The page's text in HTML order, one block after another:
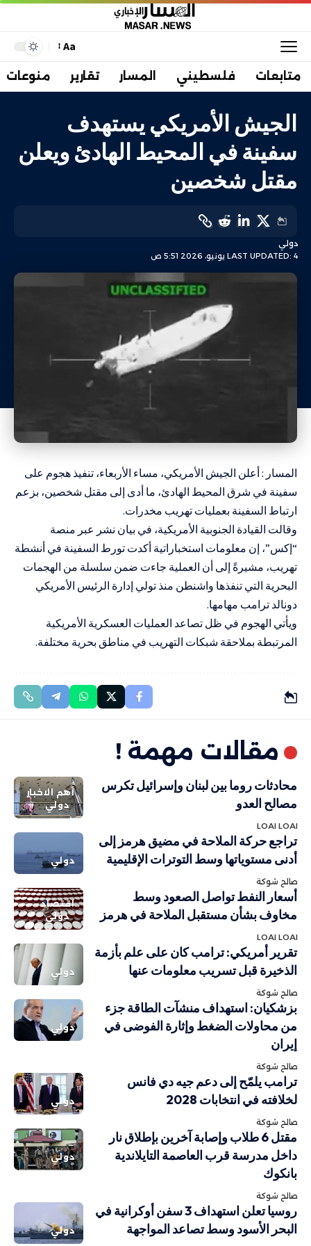
Aa
متابعات فلسطيني المسار تقارير منوعات
الجيش الأمريكي يستهدف
سفينة في المحيط الهادئ ويعلن
مقتل شخصين
LAST UPDATED: 4 يونيو، 2026 5:51 ص
دولي
المسار : أعلن الجيش الأمريكي، مساء الأربعاء، تنفيذ هجوم على
سفينة في شرق المحيط الهادئ، ما أدى إلى مقتل شخصين، بزعم
ارتباط السفينة بعمليات تهريب مخدرات.
وقالت القيادة الجنوبية الأمريكية، في بيان نشر عبر منصة
“إكس”، إن معلومات استخباراتية أكدت تورط السفينة في أنشطة
تهريب، مشيرةً إلى أن العملية جاءت ضمن سلسلة من الهجمات
البحرية التي تنفذها واشنطن منذ تولي إدارة الرئيس الأمريكي
دونالد ترامب مهامها.
ويأتي الهجوم في ظل تصاعد العمليات العسكرية الأمريكية
المرتبطة بملاحقة شبكات التهريب في مناطق بحرية مختلفة.
مقالات مهمة !
أهم الاخبار
دولي
محادثات روما بين لبنان وإسرائيل تكرس
مصالح العدو
LOAI LOAI
دولي
تراجع حركة الملاحة في مضيق هرمز إلى
أدنى مستوياتها وسط التوترات الإقليمية
صالح شوكة
اقتصاد
دولي
أسعار النفط تواصل الصعود وسط
مخاوف بشأن مستقبل الملاحة في هرمز
LOAI LOAI
دولي
تقرير أمريكي: ترامب كان على علم بأزمة
الذخيرة قبل تسريب معلومات عنها
صالح شوكة
دولي
بزشكيان: استهداف منشآت الطاقة جزء
من محاولات الضغط وإثارة الفوضى في
إيران
صالح شوكة
دولي
ترامب يلمّح إلى دعم جيه دي فانس
لخلافته في انتخابات 2028
صالح شوكة
دولي
مقتل 6 طلاب وإصابة آخرين بإطلاق نار
داخل مدرسة قرب العاصمة التايلاندية
بانكوك
صالح شوكة
دولي
روسيا تعلن استهداف 3 سفن أوكرانية في
البحر الأسود وسط تصاعد المواجهة